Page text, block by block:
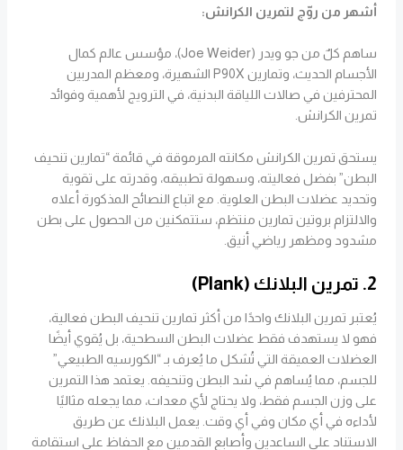
أشهر من روّج لتمرين الكرانش:
ساهم كلٌ من جو ويدر (Joe Weider)، مؤسس عالم كمال
الأجسام الحديث، وتمارين P90X الشهيرة، ومعظم المدربين
المحترفين في صالات اللياقة البدنية، في الترويج لأهمية وفوائد
تمرين الكرانش.
يستحق تمرين الكرانش مكانته المرموقة في قائمة “تمارين تنحيف
البطن” بفضل فعاليته، وسهولة تطبيقه، وقدرته على تقوية
وتحديد عضلات البطن العلوية. مع اتباع النصائح المذكورة أعلاه
والالتزام بروتين تمارين منتظم، ستتمكنين من الحصول على بطن
مشدود ومظهر رياضي أنيق.
2. تمرين البلانك (Plank)
يُعتبر تمرين البلانك واحدًا من أكثر تمارين تنحيف البطن فعالية،
فهو لا يستهدف فقط عضلات البطن السطحية، بل يُقوي أيضًا
العضلات العميقة التي تُشكل ما يُعرف بـ “الكورسيه الطبيعي”
للجسم، مما يُساهم في شد البطن وتنحيفه. يعتمد هذا التمرين
على وزن الجسم فقط، ولا يحتاج لأي معدات، مما يجعله مثاليًا
لأداءه في أي مكان وفي أي وقت. يعمل البلانك عن طريق
الاستناد على الساعدين وأصابع القدمين مع الحفاظ على استقامة